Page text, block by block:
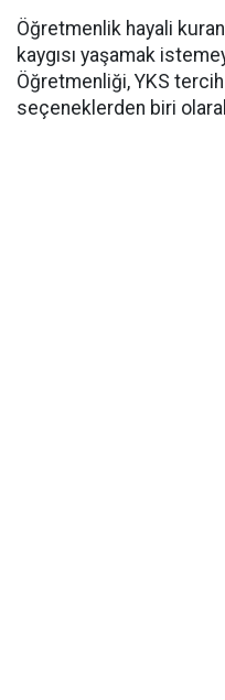
​Öğretmenlik hayali
kaygısı yaşamak
Öğretmenliği, YKS
seçeneklerden biri